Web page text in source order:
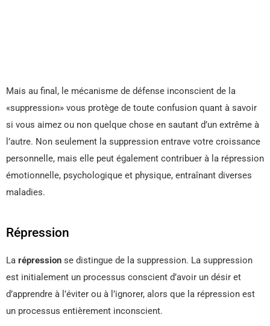
Mais au final, le mécanisme de défense inconscient de la
«suppression» vous protège de toute confusion quant à savoir
si vous aimez ou non quelque chose en sautant d’un extrême à
l’autre. Non seulement la suppression entrave votre croissance
personnelle, mais elle peut également contribuer à la répression
émotionnelle, psychologique et physique, entraînant diverses
maladies.
Répression
La répression se distingue de la suppression. La suppression
est initialement un processus conscient d’avoir un désir et
d’apprendre à l’éviter ou à l’ignorer, alors que la répression est
un processus entièrement inconscient.